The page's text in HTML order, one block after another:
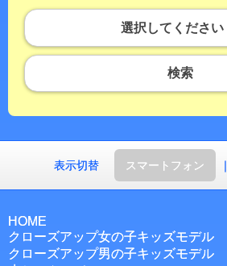
選択してください
検索
表示切替 スマートフォン ｜
HOME
クローズアップ女の子キッズモデル
クローズアップ男の子キッズモデル